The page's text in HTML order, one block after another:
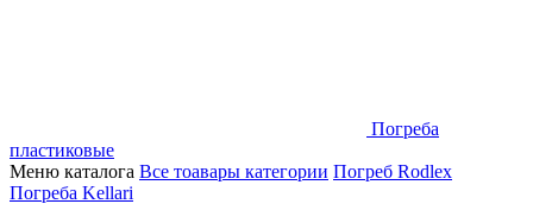
Погреба
пластиковые
Меню каталога Все тоавары категории Погреб Rodlex
Погреба Kellari